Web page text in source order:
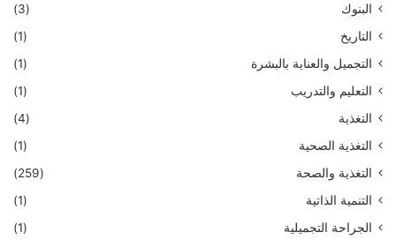
البنوك
(3)
التاريخ
(1)
التجميل والعناية بالبشرة
(1)
التعليم والتدريب
(1)
التغذية
(4)
التغذية الصحية
(1)
التغذية والصحة
(259)
التنمية الذاتية
(1)
الجراحة التجميلية
(1)